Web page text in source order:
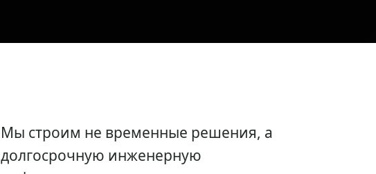
Мы строим не временные решения, а
долгосрочную инженерную